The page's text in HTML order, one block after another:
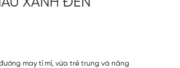
may tỉ mỉ, vừa trẻ trung và năng